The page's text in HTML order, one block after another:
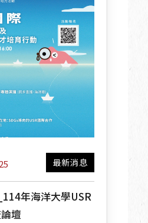
最新消息
年海洋大學USR
壇